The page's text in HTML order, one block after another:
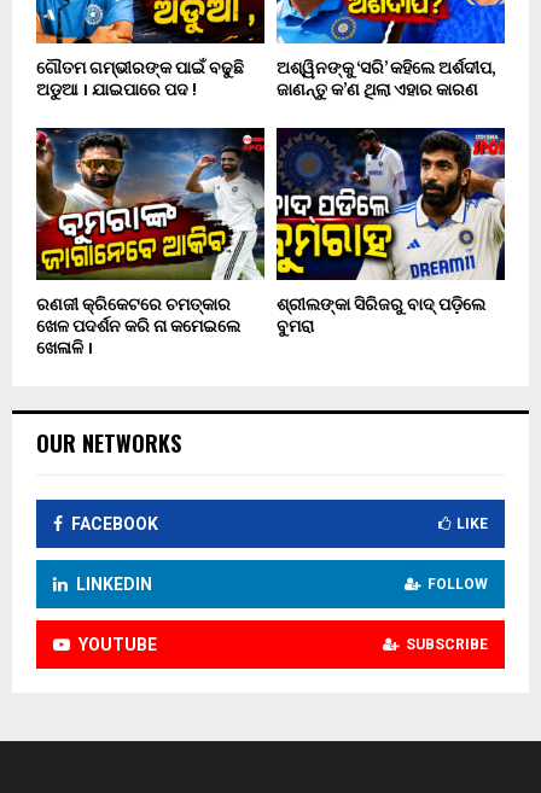
ଗୌତମ ଗମ୍ଭୀରଙ୍କ ପାଇଁ ବଢୁଛି
ଅଡୁଆ । ଯାଇପାରେ ପଦ !
ଅଶ୍ୱିନଙ୍କୁ ‘ସରି’ କହିଲେ ଅର୍ଶଦୀପ,
ଜାଣନ୍ତୁ କ’ଣ ଥିଲା ଏହାର କାରଣ
ରଣଜୀ କ୍ରିକେଟରେ ଚମତ୍କାର
ଖେଳ ପଦର୍ଶନ କରି ନା କମେଇଲେ
ଖେଳାଳି ।
ଶ୍ରୀଲଙ୍କା ସିରିଜରୁ ବାଦ୍ ପଡ଼ିଲେ
ବୁମରା
OUR NETWORKS
FACEBOOK LIKE
LINKEDIN FOLLOW
YOUTUBE SUBSCRIBE